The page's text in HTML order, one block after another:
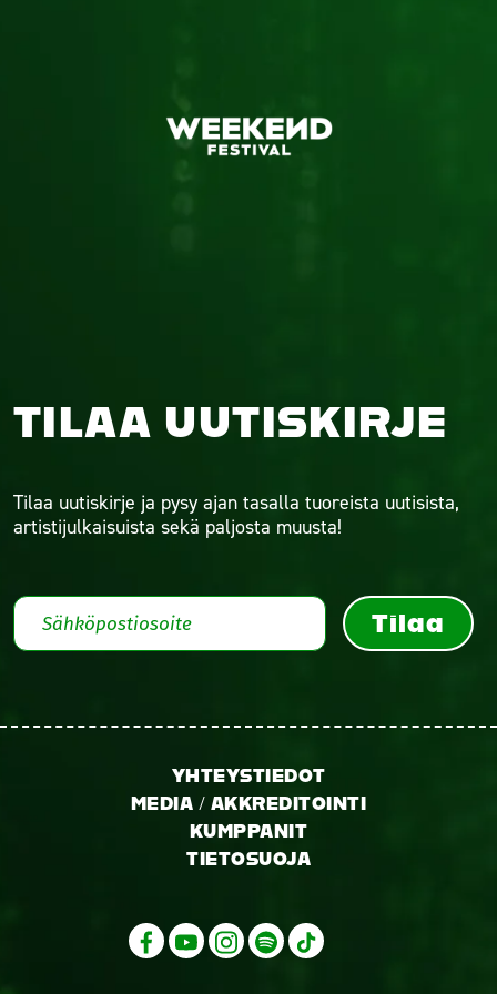
TILAA UUTISKIRJE
Tilaa uutiskirje ja pysy ajan tasalla tuoreista uutisista,
artistijulkaisuista sekä paljosta muusta!
Tilaa
YHTEYSTIEDOT
MEDIA / AKKREDITOINTI
KUMPPANIT
TIETOSUOJA